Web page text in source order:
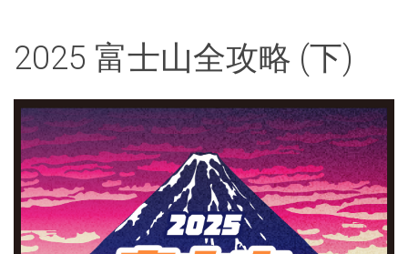
2025 富士山全攻略 (下)